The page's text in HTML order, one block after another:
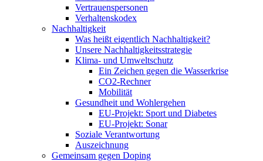
Vertrauenspersonen
Verhaltenskodex
Nachhaltigkeit
Was heißt eigentlich Nachhaltigkeit?
Unsere Nachhaltigkeitsstrategie
Klima- und Umweltschutz
Ein Zeichen gegen die Wasserkrise
CO2-Rechner
Mobilität
Gesundheit und Wohlergehen
EU-Projekt: Sport und Diabetes
EU-Projekt: Sonar
Soziale Verantwortung
Auszeichnung
Gemeinsam gegen Doping